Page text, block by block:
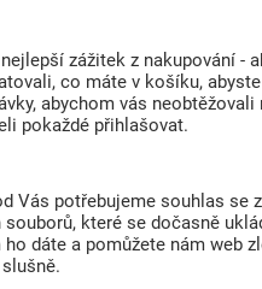
Kombinovaná komoda Assor
komoda
Skladem > 5 ks
Komoda ASSOR je ideální volbou
zážitek z nakupování -
co máte v košíku,
abychom vás
pokaždé přihlašovat.
Vás potřebujeme souhlas se
souborů, které se dočasně
ho dáte a pomůžete nám web